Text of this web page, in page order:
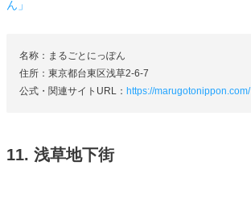
ん」
名称：まるごとにっぽん
住所：東京都台東区浅草2-6-7
公式・関連サイトURL： https://marugotonippon.com/
11. 浅草地下街